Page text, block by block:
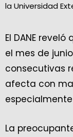
la Universidad
El DANE
el mes de
consecutivas
afecta con
La